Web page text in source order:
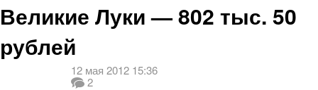
Великие Луки — 802 тыс. 50
рублей
12 мая 2012 15:36
2